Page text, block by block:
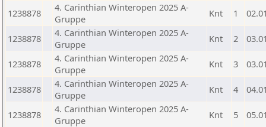
1238878
4. Carinthian Winteropen 2025 A-
Gruppe
Knt 1
1238878
4. Carinthian Winteropen 2025 A-
Gruppe
Knt 2
1238878
4. Carinthian Winteropen 2025 A-
Gruppe
Knt 3
1238878
4. Carinthian Winteropen 2025 A-
Gruppe
Knt 4
1238878
4. Carinthian Winteropen 2025 A-
Gruppe
Knt 5